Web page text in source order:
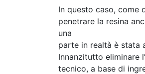
In questo caso, come
penetrare la resina
una
parte in realtà è stata
Innanzitutto eliminare
tecnico, a base di